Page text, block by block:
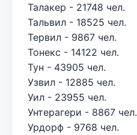
Талакер - 21748 чел.
Тальвил - 18525 чел.
Тервил - 9867 чел.
Тонекс - 14122 чел.
Тун - 43905 чел.
Узвил - 12885 чел.
Уил - 23955 чел.
Унтерагери - 8867 чел.
Урдорф - 9768 чел.